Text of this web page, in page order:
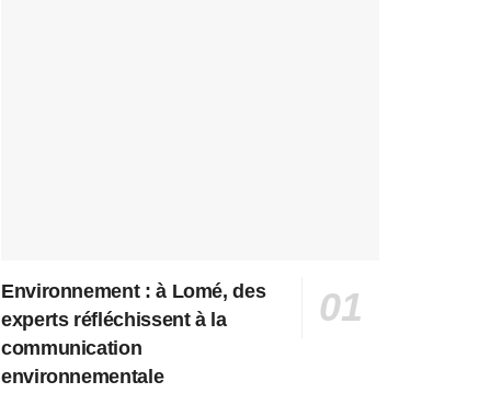
Environnement : à Lomé, des
experts réfléchissent à la
communication
environnementale